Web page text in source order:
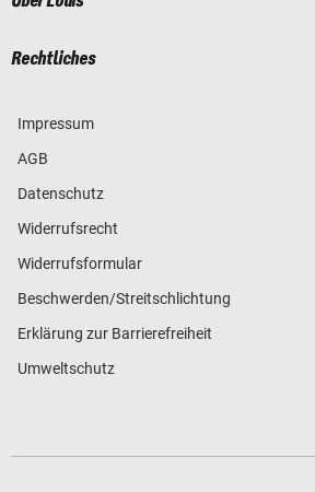
Rechtliches
Impressum
AGB
Datenschutz
Widerrufsrecht
Widerrufsformular
Beschwerden/Streitschlichtung
Erklärung zur Barrierefreiheit
Umweltschutz